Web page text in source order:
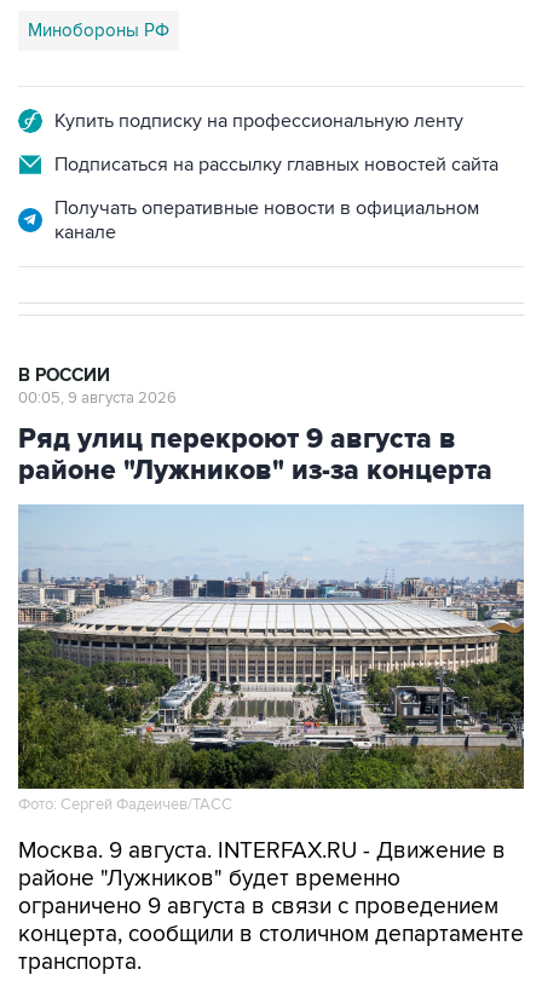
Минобороны РФ
Купить подписку на профессиональную ленту
Подписаться на рассылку главных новостей сайта
Получать оперативные новости в официальном
канале
В РОССИИ
00:05, 9 августа 2026
Ряд улиц перекроют 9 августа в
районе "Лужников" из-за концерта
Фото: Сергей Фадеичев/ТАСС
Москва. 9 августа. INTERFAX.RU - Движение в
районе "Лужников" будет временно
ограничено 9 августа в связи с проведением
концерта, сообщили в столичном департаменте
транспорта.